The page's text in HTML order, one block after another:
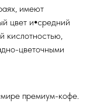
имеют
цвет и⦁средний
кислотностью,
цветочными
премиум-кофе.